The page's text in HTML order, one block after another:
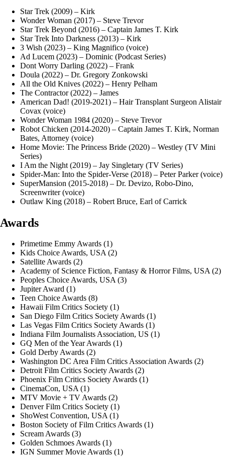
Star Trek (2009) – Kirk
Wonder Woman (2017) – Steve Trevor
Star Trek Beyond (2016) – Captain James T. Kirk
Star Trek Into Darkness (2013) – Kirk
3 Wish (2023) – King Magnifico (voice)
Ad Lucem (2023) – Dominic (Podcast Series)
Dont Worry Darling (2022) – Frank
Doula (2022) – Dr. Gregory Zonkowski
All the Old Knives (2022) – Henry Pelham
The Contractor (2022) – James
American Dad! (2019-2021) – Hair Transplant Surgeon Alistair
Covax (voice)
Wonder Woman 1984 (2020) – Steve Trevor
Robot Chicken (2014-2020) – Captain James T. Kirk, Norman
Bates, Attorney (voice)
Home Movie: The Princess Bride (2020) – Westley (TV Mini
Series)
I Am the Night (2019) – Jay Singletary (TV Series)
Spider-Man: Into the Spider-Verse (2018) – Peter Parker (voice)
SuperMansion (2015-2018) – Dr. Devizo, Robo-Dino,
Screenwriter (voice)
Outlaw King (2018) – Robert Bruce, Earl of Carrick
Awards
Primetime Emmy Awards (1)
Kids Choice Awards, USA (2)
Satellite Awards (2)
Academy of Science Fiction, Fantasy & Horror Films, USA (2)
Peoples Choice Awards, USA (3)
Jupiter Award (1)
Teen Choice Awards (8)
Hawaii Film Critics Society (1)
San Diego Film Critics Society Awards (1)
Las Vegas Film Critics Society Awards (1)
Indiana Film Journalists Association, US (1)
GQ Men of the Year Awards (1)
Gold Derby Awards (2)
Washington DC Area Film Critics Association Awards (2)
Detroit Film Critics Society Awards (2)
Phoenix Film Critics Society Awards (1)
CinemaCon, USA (1)
MTV Movie + TV Awards (2)
Denver Film Critics Society (1)
ShoWest Convention, USA (1)
Boston Society of Film Critics Awards (1)
Scream Awards (3)
Golden Schmoes Awards (1)
IGN Summer Movie Awards (1)